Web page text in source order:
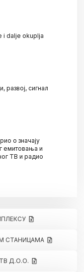
i dalje okuplja
развој, сигнал
о значају
емитовања и
ТВ и радио
СТАНИЦАМА
Д.О.О.